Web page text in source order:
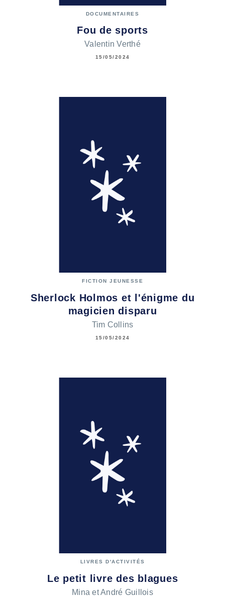
DOCUMENTAIRES
Fou de sports
Valentin Verthé
15/05/2024
FICTION JEUNESSE
Sherlock Holmos et l'énigme du
magicien disparu
Tim Collins
15/05/2024
LIVRES D'ACTIVITÉS
Le petit livre des blagues
Mina et André Guillois